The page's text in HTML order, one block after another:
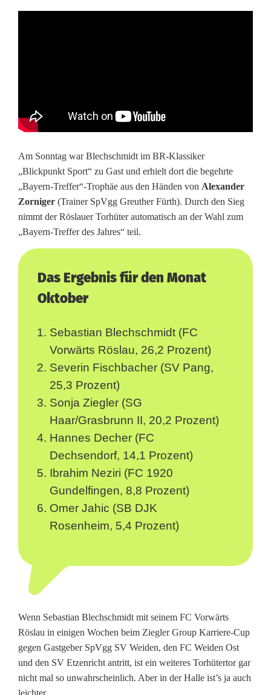
s
b
e
r
k
i
k
G
o
u
p
K
Am Sonntag war Blechschmidt im BR-Klassiker
„Blickpunkt Sport“ zu Gast und erhielt dort die begehrte
„Bayern-Treffer“-Trophäe aus den Händen von Alexander
Zorniger (Trainer SpVgg Greuther Fürth). Durch den Sieg
nimmt der Röslauer Torhüter automatisch an der Wahl zum
„Bayern-Treffer des Jahres“ teil.
Das Ergebnis für den Monat
Oktober
Sebastian Blechschmidt (FC
Vorwärts Röslau, 26,2 Prozent)
Severin Fischbacher (SV Pang,
25,3 Prozent)
Sonja Ziegler (SG
Haar/Grasbrunn II, 20,2 Prozent)
Hannes Decher (FC
Dechsendorf, 14,1 Prozent)
Ibrahim Neziri (FC 1920
Gundelfingen, 8,8 Prozent)
Omer Jahic (SB DJK
Rosenheim, 5,4 Prozent)
Wenn Sebastian Blechschmidt mit seinem FC Vorwärts
Röslau in einigen Wochen beim Ziegler Group Karriere-Cup
gegen Gastgeber SpVgg SV Weiden, den FC Weiden Ost
und den SV Etzenricht antritt, ist ein weiteres Torhütertor gar
nicht mal so unwahrscheinlich. Aber in der Halle ist’s ja auch
leichter.